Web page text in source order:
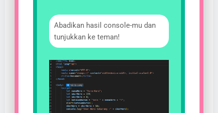
Abadikan hasil console-mu dan
tunjukkan ke teman!